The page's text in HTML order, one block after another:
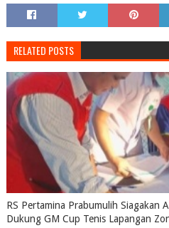
RELATED POSTS
RS Pertamina Prabumulih Siagakan
Dukung GM Cup Tenis Lapangan